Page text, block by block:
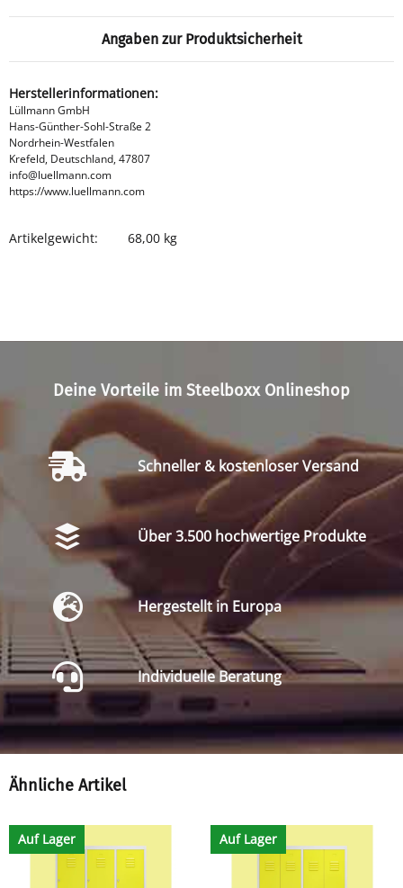
Angaben zur Produktsicherheit
Herstellerinformationen:
Lüllmann GmbH
Hans-Günther-Sohl-Straße 2
Nordrhein-Westfalen
Krefeld, Deutschland, 47807
info@luellmann.com
https://www.luellmann.com
Produkteigenschaft
Wert
Artikelgewicht: 68,00 kg
Deine Vorteile im Steelboxx Onlineshop
Schneller & kostenloser Versand
Über 3.500 hochwertige Produkte
Hergestellt in Europa
Individuelle Beratung
Ähnliche Artikel
Auf Lager Auf Lager